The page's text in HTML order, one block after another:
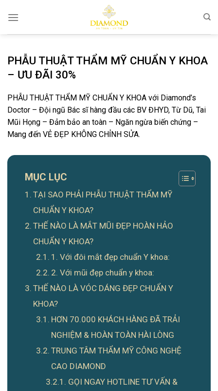
qua
PHẪU THUẬT THẨM MỸ CHUẨN Y KHOA
– ƯU ĐÃI 30%
PHẪU THUẬT THẨM MỸ CHUẨN Y KHOA với Diamond’s
Doctor – Đội ngũ Bác sĩ hàng đầu các BV ĐHYD, Từ Dũ, Tai
Mũi Họng – Đảm bảo an toàn – Ngăn ngừa biến chứng –
Mang đến VẺ ĐẸP KHÔNG CHỈNH SỬA.
MỤC LỤC
TẠI SAO PHẢI PHẪU THUẬT THẨM MỸ
CHUẨN Y KHOA?
THẾ NÀO LÀ MẮT MŨI ĐẸP HOÀN HẢO
CHUẨN Y KHOA?
1. Với đôi mắt đẹp chuẩn Y khoa:
2. Với mũi đẹp chuẩn y khoa:
THẾ NÀO LÀ VÓC DÁNG ĐẸP CHUẨN Y
KHOA?
HƠN 70.000 KHÁCH HÀNG ĐÃ TRẢI
NGHIỆM & HOÀN TOÀN HÀI LÒNG
TRUNG TÂM THẨM MỸ CÔNG NGHỆ
CAO DIAMOND
GỌI NGAY HOTLINE TƯ VẤN &